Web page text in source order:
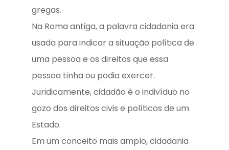
gregas.
Na Roma antiga, a palavra cidadania era
usada para indicar a situação política de
uma pessoa e os direitos que essa
pessoa tinha ou podia exercer.
Juridicamente, cidadão é o indivíduo no
gozo dos direitos civis e políticos de um
Estado.
Em um conceito mais amplo, cidadania